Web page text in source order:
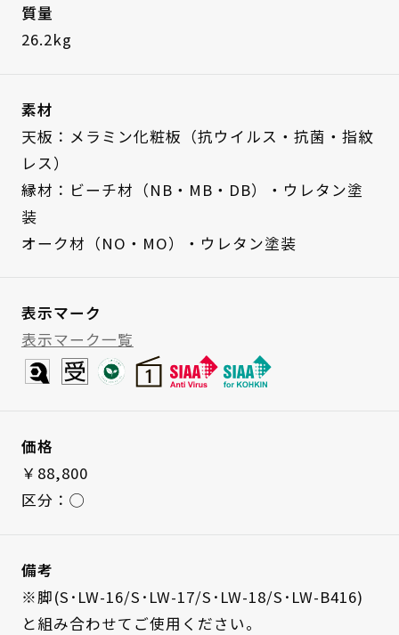
質量
26.2kg
素材
天板：メラミン化粧板（抗ウイルス・抗菌・指紋
レス）
縁材：ビーチ材（NB・MB・DB）・ウレタン塗
装
オーク材（NO・MO）・ウレタン塗装
表示マーク
表示マーク一覧
価格
￥88,800
区分：◯
備考
※脚(S･LW-16/S･LW-17/S･LW-18/S･LW-B416)
と組み合わせてご使用ください。